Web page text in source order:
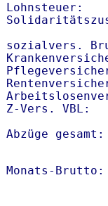
Lohnsteuer:
sozialvers.
Z-Vers.
Abzüge